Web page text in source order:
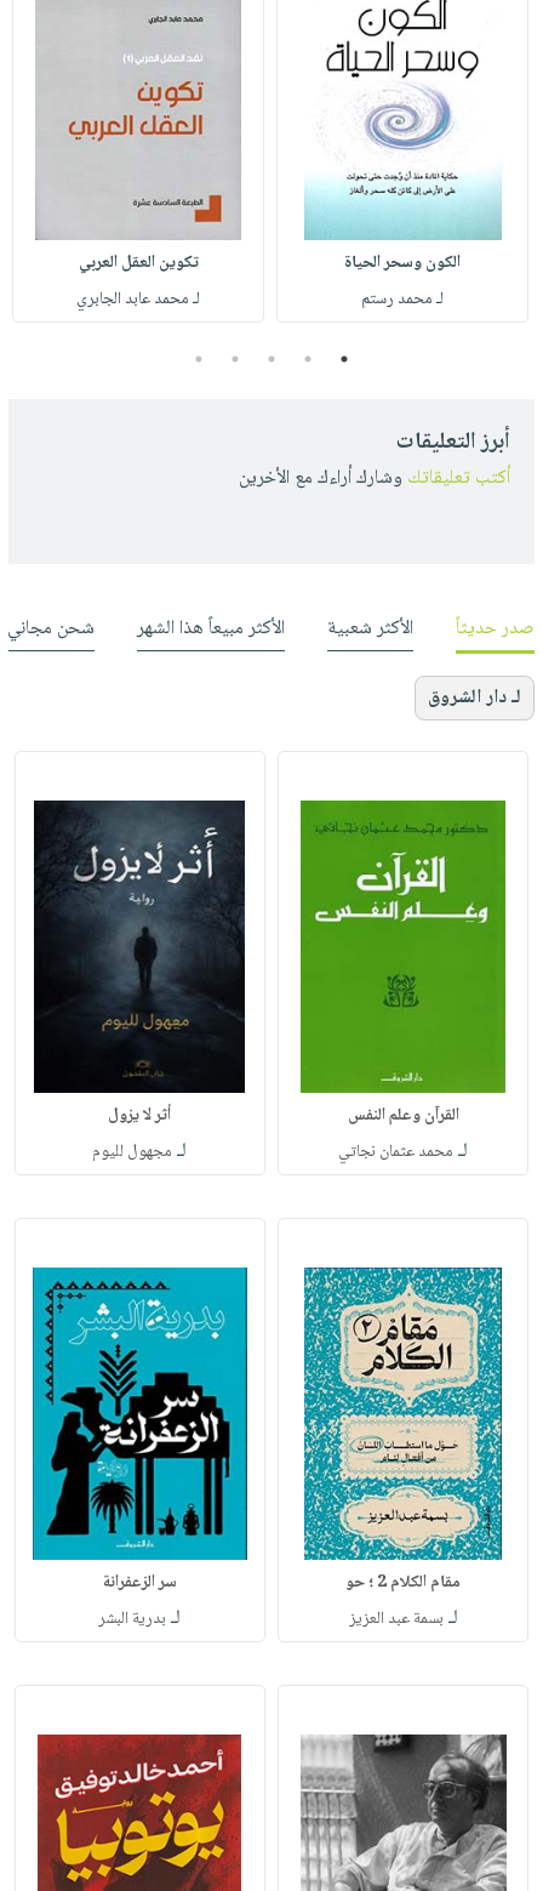
الكون وسحر الحياة
لـ محمد رستم
تكوين العقل العربي
لـ محمد عابد الجابري
1
2
3
4
5
أبرز التعليقات
أكتب تعليقاتك وشارك أراءك مع الأخرين
صدر حديثاً الأكثر شعبية الأكثر مبيعاً هذا الشهر شحن مجاني
لـ دار الشروق
القرآن وعلم النفس
لـ محمد عثمان نجاتي
أثر لا يزول
لـ مجهول لليوم
مقام الكلام 2 ؛ حو
لـ بسمة عبد العزيز
سر الزعفرانة
لـ بدرية البشر